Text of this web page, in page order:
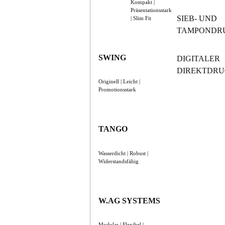
Kompakt |
Präsentationsstark
| Slim Fit
SWING
Originell | Leicht |
Promotionsstark
TANGO
Wasserdicht | Robust |
Widerstandsfähig
W.AG SYSTEMS
SIEB- UND
DIGITALER